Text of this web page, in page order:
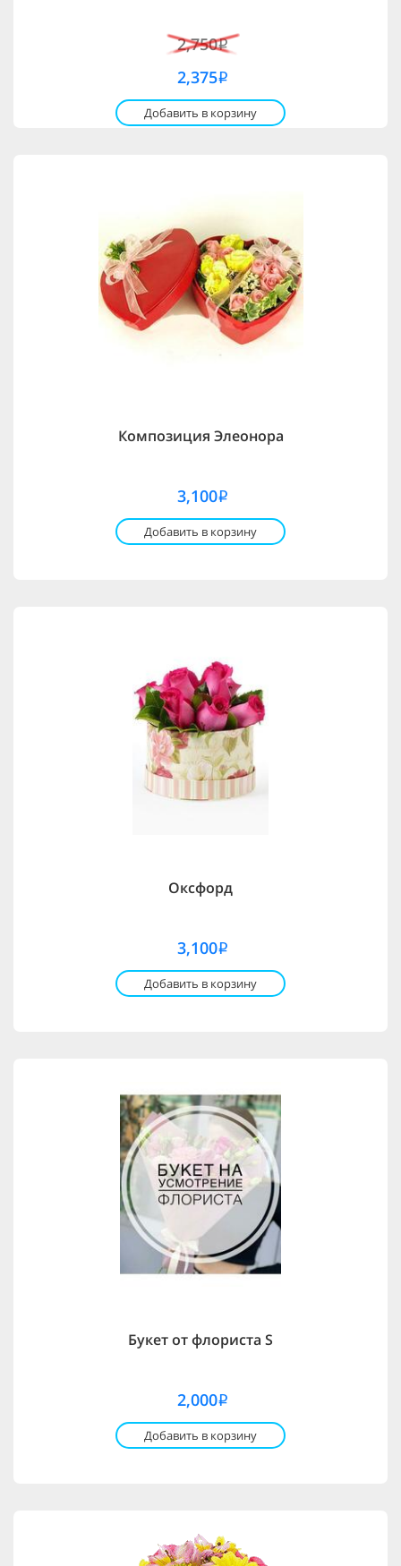
2,750i
2,375i
Добавить в корзину
Композиция Элеонора
3,100i
Добавить в корзину
Оксфорд
3,100i
Добавить в корзину
Букет от флориста S
2,000i
Добавить в корзину